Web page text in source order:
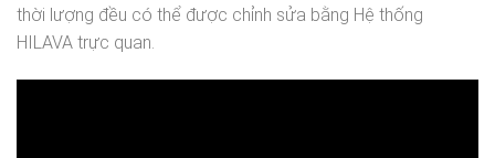
thời lượng đều có thể được chỉnh sửa bằng Hệ thống
HILAVA trực quan.